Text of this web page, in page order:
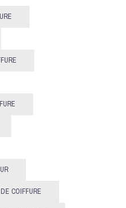
COIFFURE